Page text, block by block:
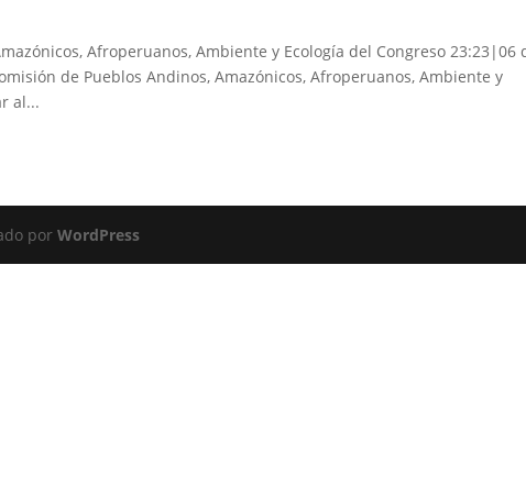
Afroperuanos, Ambiente y Ecología del Congreso 23:23|06
de Pueblos Andinos, Amazónicos, Afroperuanos, Ambiente y
al...
porWordPress